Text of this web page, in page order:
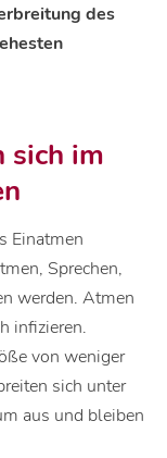
des
sich im
Einatmen
Sprechen,
werden. Atmen
infizieren.
von weniger
sich unter
aus und bleiben